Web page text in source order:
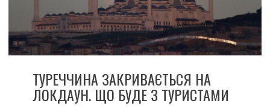
ТУРЕЧЧИНА ЗАКРИВАЄТЬСЯ НА
ЛОКДАУН. ЩО БУДЕ З ТУРИСТАМИ